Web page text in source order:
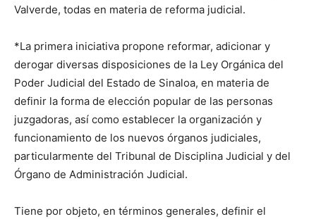
Valverde, todas en materia de reforma judicial.
*La primera iniciativa propone reformar, adicionar y
derogar diversas disposiciones de la Ley Orgánica del
Poder Judicial del Estado de Sinaloa, en materia de
definir la forma de elección popular de las personas
juzgadoras, así como establecer la organización y
funcionamiento de los nuevos órganos judiciales,
particularmente del Tribunal de Disciplina Judicial y del
Órgano de Administración Judicial.
Tiene por objeto, en términos generales, definir el